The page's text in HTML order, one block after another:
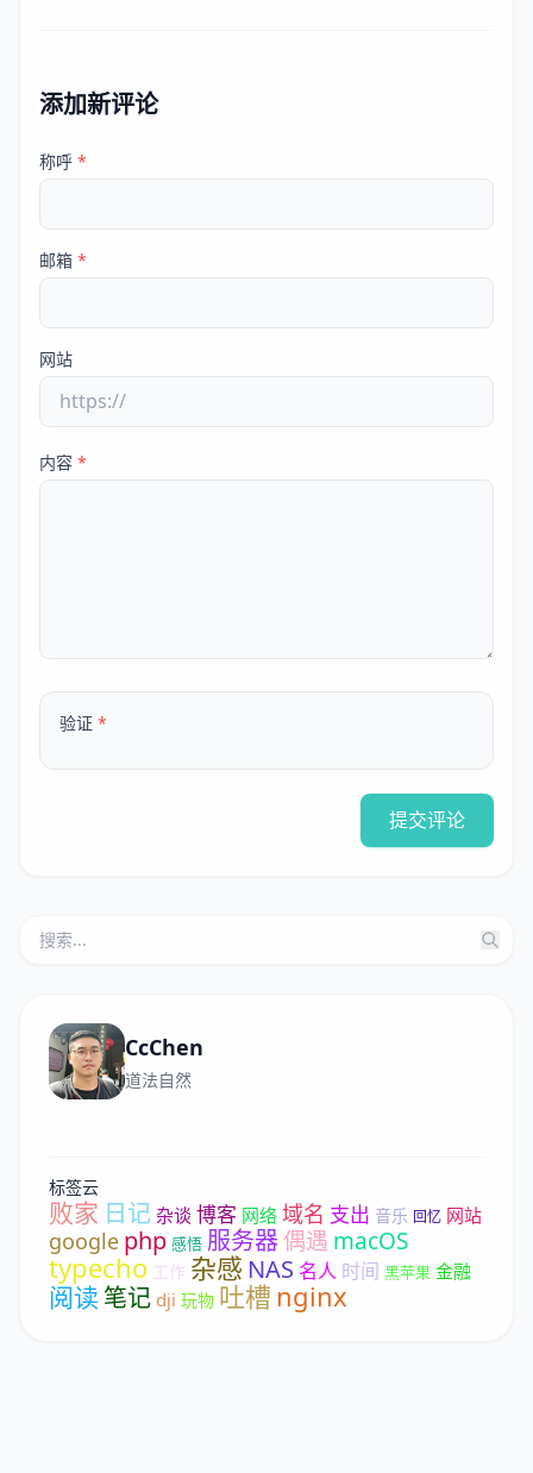
添加新评论
称呼 *
邮箱 *
网站
内容 *
验证 *
提交评论
CcChen
道法自然
标签云
败家 日记 杂谈 博客 网络 域名 支出 音乐 回忆 网站
google php 感悟 服务器偶遇 macOS
typecho 工作 杂感 NAS 名人 时间 黑苹果 金融
阅读 笔记 dji 玩物 吐槽 nginx